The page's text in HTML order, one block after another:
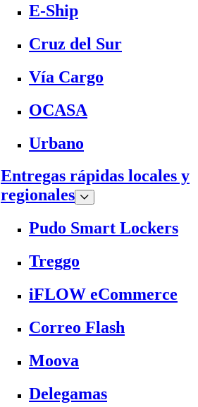
E-Ship
Cruz del Sur
Vía Cargo
OCASA
Urbano
Entregas rápidas locales y
regionales
Pudo Smart Lockers
Treggo
iFLOW eCommerce
Correo Flash
Moova
Delegamas